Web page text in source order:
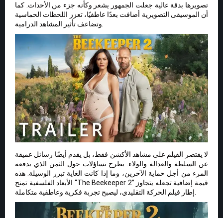
تصويرها بدقة عالية جعلت الجمهور يشعر وكأنه جزء من الأحداث. كما
أن الموسيقى التصويرية أضافت بعدًا عاطفيًا، تعزز اللحظات الحماسية
لا يقتصر الفيلم على مشاهد الأكشن فقط، بل يقدم أيضًا رسائل عميقة
عن السلطة والعدالة والولاء. يطرح تساؤلات حول الثمن الذي يدفعه
المرء من أجل حماية الآخرين، وما إذا كانت الغاية تبرر الوسيلة. هذه
الأبعاد الفلسفية تمنح “The Beekeeper 2” قيمة إضافية تجعله يتجاوز